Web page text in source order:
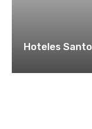
Hoteles